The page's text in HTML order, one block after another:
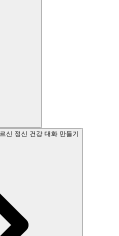
신 정신 건강 대화 만들기